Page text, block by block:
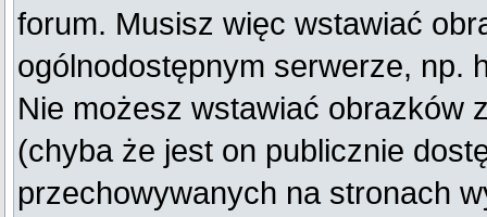
forum. Musisz więc wstawiać
ogólnodostępnym serwerze, np.
Nie możesz wstawiać obrazków
(chyba że jest on publicznie
przechowywanych na stronach